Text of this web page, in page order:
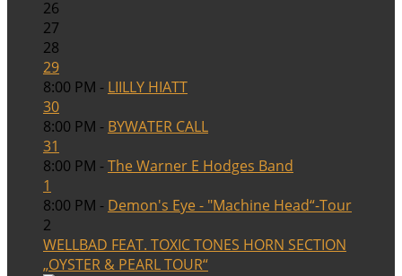
26
27
28
29
8:00 PM - LIILLY HIATT
30
8:00 PM - BYWATER CALL
31
8:00 PM -The Warner E Hodges Band
1
8:00 PM - Demon's Eye - "Machine Head“-Tour
2
WELLBAD FEAT. TOXIC TONES HORN SECTION
„OYSTER & PEARL TOUR“